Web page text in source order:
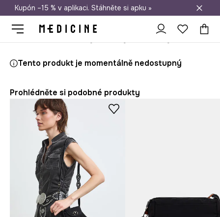
Doprava zdarma při nákupu nad 1 200 Kč
Kupón –15 % v aplikaci. Stáhněte si apku »
Tento produkt je momentálně nedostupný
Prohlédněte si podobné produkty